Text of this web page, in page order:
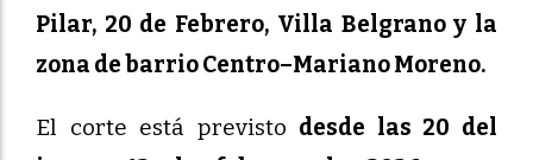
Pilar, 20 de Febrero, Villa Belgrano y la
zona de barrio Centro–Mariano Moreno.
El corte está previsto desde las 20 del